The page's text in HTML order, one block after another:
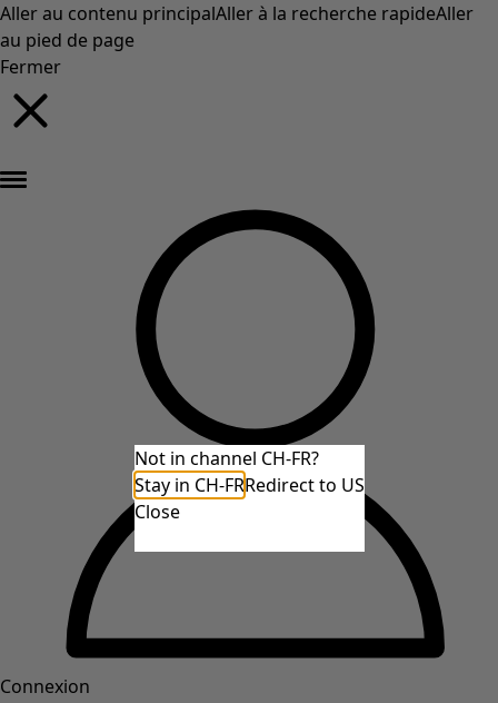
Aller au contenu principalAller à la recherche rapideAller
au pied de page
Fermer
Connexion
Not in channel CH-FR?
Stay in CH-FRRedirect to US
Close